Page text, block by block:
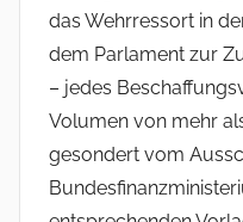
das Wehrressort in
dem Parlament zur
– jedes
Volumen von mehr
gesondert vom